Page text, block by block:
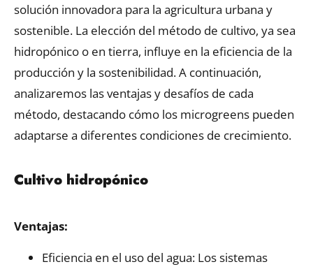
solución innovadora para la agricultura urbana y
sostenible. La elección del método de cultivo, ya sea
hidropónico o en tierra, influye en la eficiencia de la
producción y la sostenibilidad. A continuación,
analizaremos las ventajas y desafíos de cada
método, destacando cómo los microgreens pueden
adaptarse a diferentes condiciones de crecimiento.
Cultivo hidropónico
Ventajas:
Eficiencia en el uso del agua: Los sistemas